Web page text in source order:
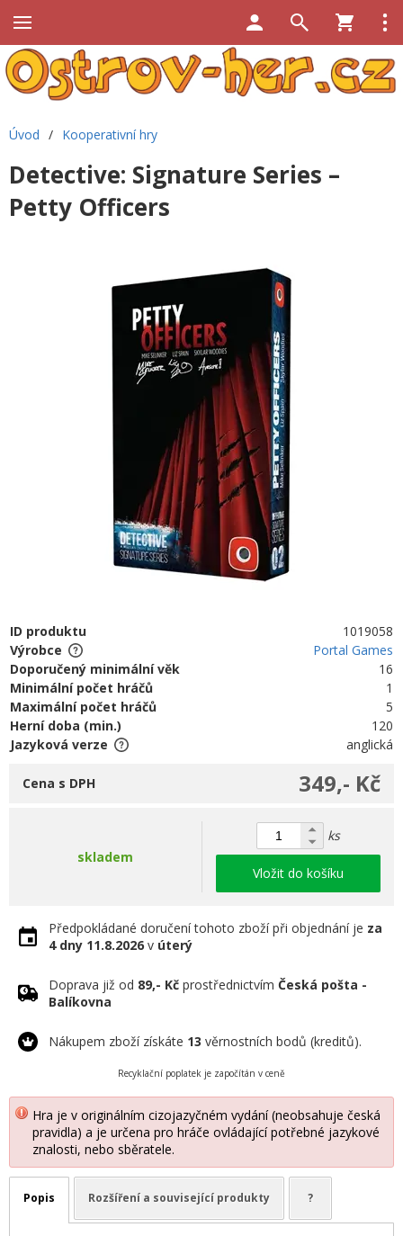
Úvod / Kooperativní hry
Detective: Signature Series –
Petty Officers
ID produktu
1019058
Výrobce
Portal Games
Doporučený minimální věk
16
Minimální počet hráčů
1
Maximální počet hráčů
5
Herní doba (min.)
120
Jazyková verze
anglická
349,- Kč
Cena s DPH
skladem
ks
Vložit do košíku
Předpokládané doručení tohoto zboží při objednání je za
4 dny 11.8.2026 v úterý
Doprava již od 89,- Kč prostřednictvím Česká pošta -
Balíkovna
Nákupem zboží získáte 13 věrnostních bodů (kreditů).
Recyklační poplatek je započítán v ceně
Hra je v originálním cizojazyčném vydání (neobsahuje česká
pravidla) a je určena pro hráče ovládající potřebné jazykové
znalosti, nebo sběratele.
Popis Rozšíření a související produkty ?